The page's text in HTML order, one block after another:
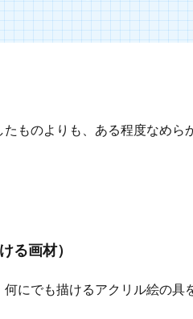
のです。 ...
前のお祝いは何が良い？近所の上棟
とクエン酸は洗濯槽掃除に向いてる
とクエン酸は様々な場所の掃除に使える便利な
ものよりも、ある程度なめら
る画材）
にでも描けるアクリル絵の具